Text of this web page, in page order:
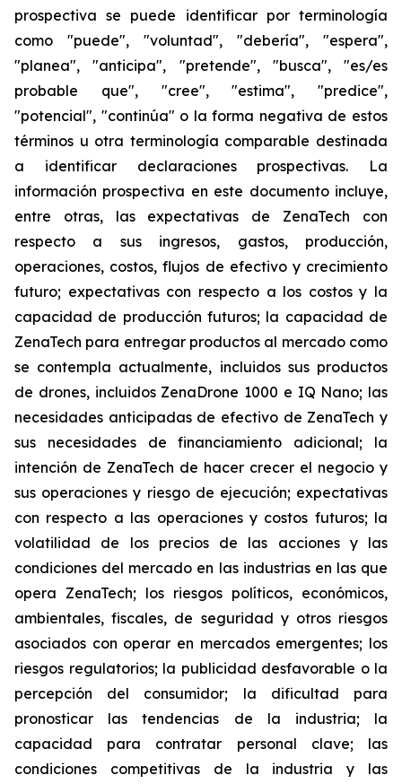
prospectiva se puede identificar por terminología
como "puede", "voluntad", "debería", "espera",
"planea", "anticipa", "pretende", "busca", "es/es
probable que", "cree", "estima", "predice",
"potencial", "continúa" o la forma negativa de estos
términos u otra terminología comparable destinada
a identificar declaraciones prospectivas. La
información prospectiva en este documento incluye,
entre otras, las expectativas de ZenaTech con
respecto a sus ingresos, gastos, producción,
operaciones, costos, flujos de efectivo y crecimiento
futuro; expectativas con respecto a los costos y la
capacidad de producción futuros; la capacidad de
ZenaTech para entregar productos al mercado como
se contempla actualmente, incluidos sus productos
de drones, incluidos ZenaDrone 1000 e IQ Nano; las
necesidades anticipadas de efectivo de ZenaTech y
sus necesidades de financiamiento adicional; la
intención de ZenaTech de hacer crecer el negocio y
sus operaciones y riesgo de ejecución; expectativas
con respecto a las operaciones y costos futuros; la
volatilidad de los precios de las acciones y las
condiciones del mercado en las industrias en las que
opera ZenaTech; los riesgos políticos, económicos,
ambientales, fiscales, de seguridad y otros riesgos
asociados con operar en mercados emergentes; los
riesgos regulatorios; la publicidad desfavorable o la
percepción del consumidor; la dificultad para
pronosticar las tendencias de la industria; la
capacidad para contratar personal clave; las
condiciones competitivas de la industria y las